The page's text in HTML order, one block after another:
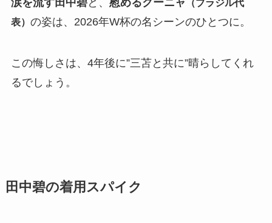
涙を流す田中碧と、 慰めるクーニャ
（ブラジル代
表） の姿は、2026年W杯の名シーンのひとつに。
この悔しさは、4年後に”三苫と共に”晴らしてくれ
るでしょう。
田中碧の着用スパイク